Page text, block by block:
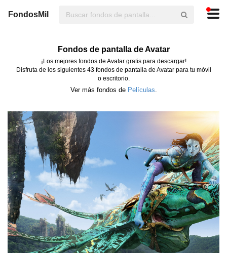
FondosMil
Fondos de pantalla de Avatar
¡Los mejores fondos de Avatar gratis para descargar!
Disfruta de los siguientes 43 fondos de pantalla de Avatar para tu móvil
o escritorio.
Ver más fondos de Películas.